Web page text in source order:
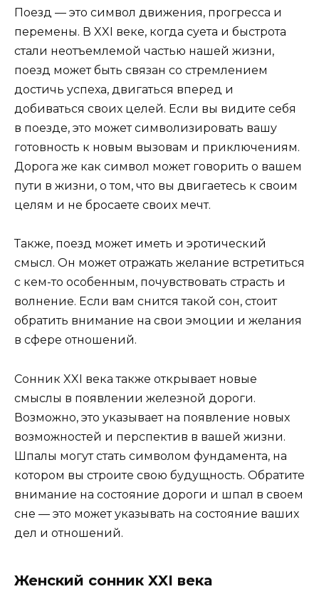
Поезд — это символ движения, прогресса и
перемены. В XXI веке, когда суета и быстрота
стали неотъемлемой частью нашей жизни,
поезд может быть связан со стремлением
достичь успеха, двигаться вперед и
добиваться своих целей. Если вы видите себя
в поезде, это может символизировать вашу
готовность к новым вызовам и приключениям.
Дорога же как символ может говорить о вашем
пути в жизни, о том, что вы двигаетесь к своим
целям и не бросаете своих мечт.
Также, поезд может иметь и эротический
смысл. Он может отражать желание встретиться
с кем-то особенным, почувствовать страсть и
волнение. Если вам снится такой сон, стоит
обратить внимание на свои эмоции и желания
в сфере отношений.
Сонник XXI века также открывает новые
смыслы в появлении железной дороги.
Возможно, это указывает на появление новых
возможностей и перспектив в вашей жизни.
Шпалы могут стать символом фундамента, на
котором вы строите свою будущность. Обратите
внимание на состояние дороги и шпал в своем
сне — это может указывать на состояние ваших
дел и отношений.
Женский сонник XXI века